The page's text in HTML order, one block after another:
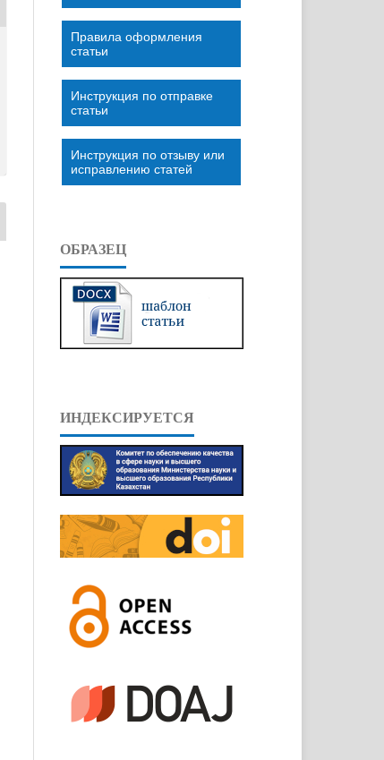
Правила оформления
статьи
Инструкция по отправке
статьи
Инструкция по отзыву или
исправлению статей
ОБРАЗЕЦ
ИНДЕКСИРУЕТСЯ